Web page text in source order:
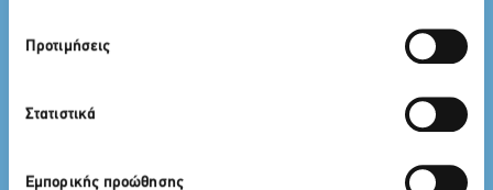
Προτιμήσεις
Στατιστικά
Εμπορικής προώθησης
Μέλη του έχουν ως